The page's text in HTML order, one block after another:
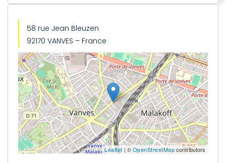
58 rue Jean Bleuzen
92170 VANVES – France
Leaflet | ©OpenStreetMapcontributors